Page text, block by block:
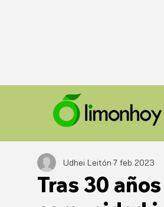
Tras 30
Udhei Leitón 7 feb 2023